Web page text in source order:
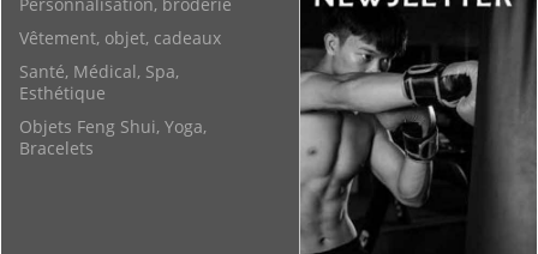
Vêtement, objet, cadeaux
Santé, Médical, Spa,
Esthétique
Objets Feng Shui, Yoga,
Bracelets